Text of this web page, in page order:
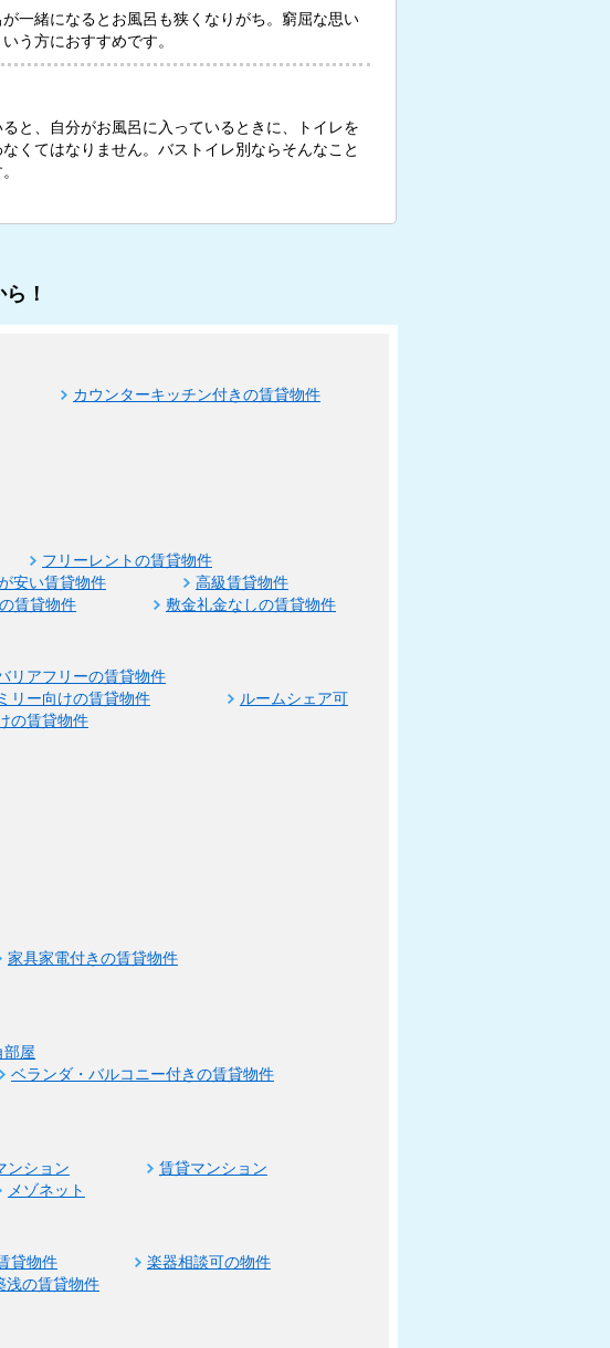
が一緒になるとお風呂も狭くなりがち。窮屈な思い
う方におすすめです。
と、自分がお風呂に入っているときに、トイレを
くてはなりません。バストイレ別ならそんなこと
！
カウンターキッチン付きの賃貸物件
フリーレントの賃貸物件
安い賃貸物件
高級賃貸物件
賃貸物件 敷金礼金なしの賃貸物件
リアフリーの賃貸物件
リー向けの賃貸物件
ルームシェア可
の賃貸物件
家具家電付きの賃貸物件
部屋
ベランダ・バルコニー付きの賃貸物件
ンション
賃貸マンション
メゾネット
貸物件
楽器相談可の物件
浅の賃貸物件